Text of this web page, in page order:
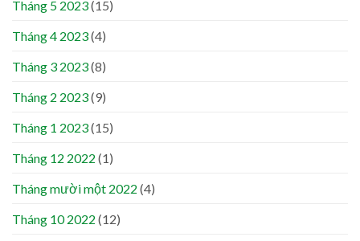
Tháng 5 2023(15)
Tháng 4 2023(4)
Tháng 3 2023(8)
Tháng 2 2023(9)
Tháng 1 2023(15)
Tháng 12 2022 (1)
Tháng mười một 2022 (4)
Tháng 10 2022 (12)